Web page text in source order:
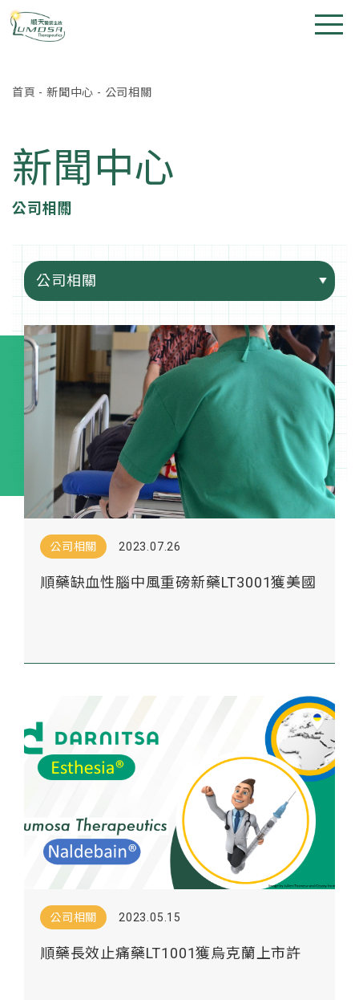
首頁 -新聞中心 - 公司相關
新聞中心
公司相關
公司相關 2023.07.26
順藥缺血性腦中風重磅新藥LT3001獲美國
公司相關 2023.05.15
順藥長效止痛藥LT1001獲烏克蘭上市許